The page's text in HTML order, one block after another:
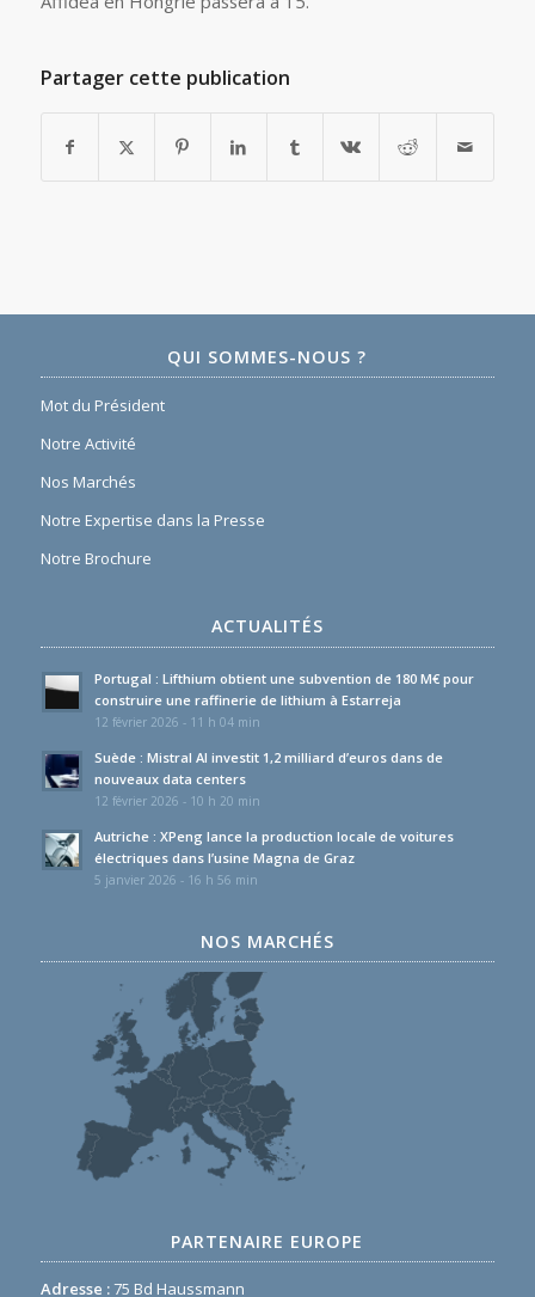
Partager cette publication
QUI SOMMES-NOUS ?
Mot du Président
Notre Activité
Nos Marchés
Notre Expertise dans la Presse
Notre Brochure
ACTUALITÉS
Portugal : Lifthium obtient une subvention de 180 M€ pour
construire une raffinerie de lithium à Estarreja
12 février 2026 - 11 h 04 min
Suède : Mistral AI investit 1,2 milliard d’euros dans de
nouveaux data centers
12 février 2026 - 10 h 20 min
Autriche : XPeng lance la production locale de voitures
électriques dans l’usine Magna de Graz
5 janvier 2026 - 16 h 56 min
NOS MARCHÉS
PARTENAIRE EUROPE
Adresse :75 Bd Haussmann